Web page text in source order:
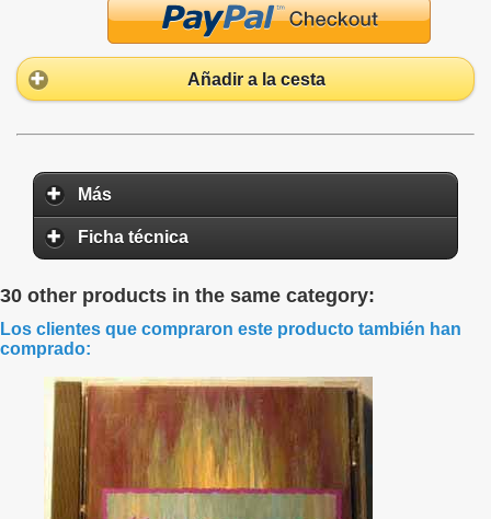
Añadir a la cesta
Más
Ficha técnica
30 other products in the same category:
Los clientes que compraron este producto también han
comprado: